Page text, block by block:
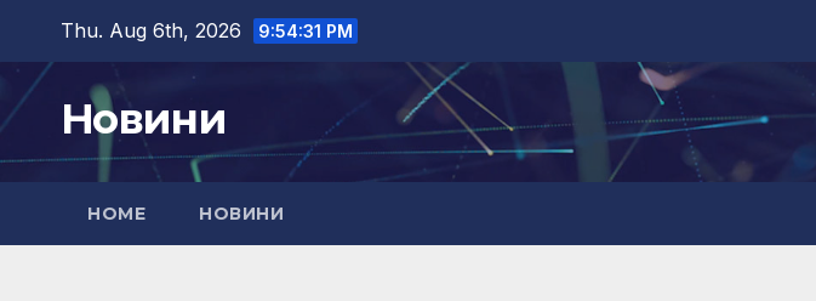
content
Thu. Aug 6th, 2026 9:54:32 PM
Новини
HOME НОВИНИ